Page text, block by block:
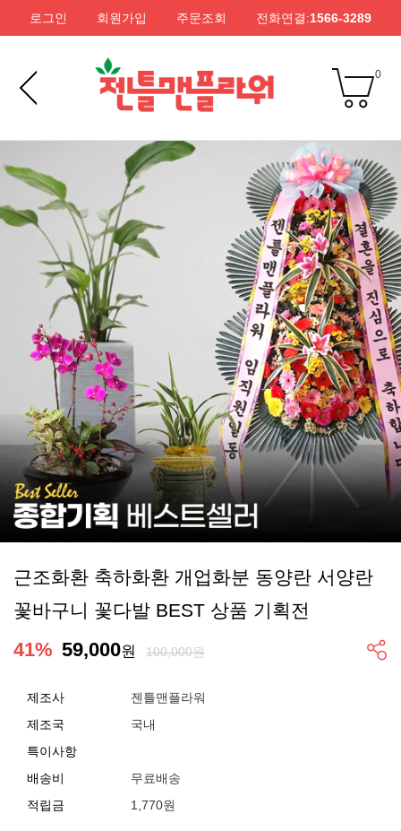
로그인 회원가입 주문조회 전화연결:1566-3289
0
근조화환 축하화환 개업화분 동양란 서양란
꽃바구니 꽃다발 BEST 상품 기획전
41% 59,000원 100,000원
제조사
젠틀맨플라워
제조국
국내
특이사항
배송비
무료배송
적립금
1,770원